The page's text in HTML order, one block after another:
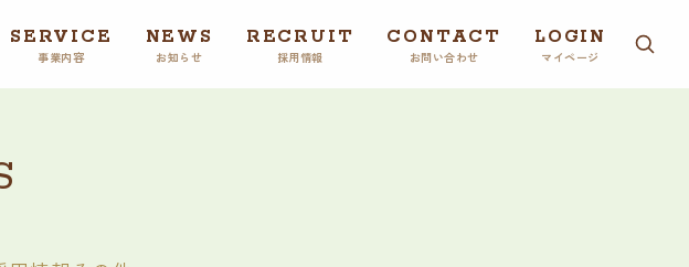
事業内容
SERVICE
お知らせ
NEWS
採用情報
RECRUIT
お問い合わせ
CONTACT
マイページ
LOGIN